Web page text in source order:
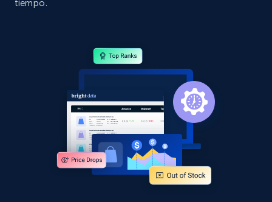
Title, Seller name, Brand, Description, Initial
price, Currency, Availability, Reviews count, and
375+ Comenzar ahora
Amazon products global dataset - Collects
products by specific category URL
tiempo.